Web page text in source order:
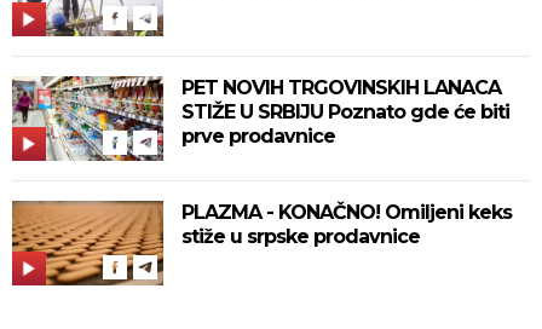
PET NOVIH TRGOVINSKIH LANACA
STIŽE U SRBIJU Poznato gde će biti
prve prodavnice
PLAZMA - KONAČNO! Omiljeni keks
stiže u srpske prodavnice